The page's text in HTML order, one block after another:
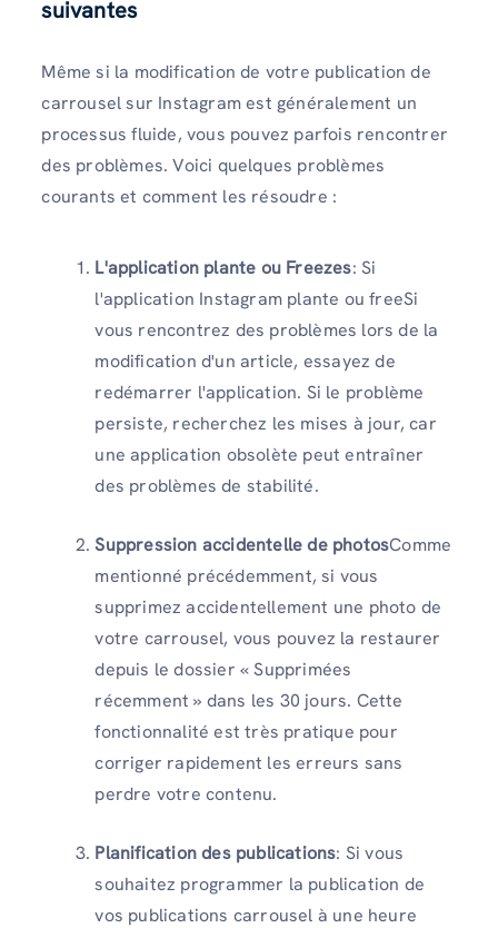
suivantes
Même si la modification de votre publication de
carrousel sur Instagram est généralement un
processus fluide, vous pouvez parfois rencontrer
des problèmes. Voici quelques problèmes
courants et comment les résoudre :
L'application plante ou Freezes: Si
l'application Instagram plante ou freeSi
vous rencontrez des problèmes lors de la
modification d'un article, essayez de
redémarrer l'application. Si le problème
persiste, recherchez les mises à jour, car
une application obsolète peut entraîner
des problèmes de stabilité.
Suppression accidentelle de photosComme
mentionné précédemment, si vous
supprimez accidentellement une photo de
votre carrousel, vous pouvez la restaurer
depuis le dossier « Supprimées
récemment » dans les 30 jours. Cette
fonctionnalité est très pratique pour
corriger rapidement les erreurs sans
perdre votre contenu.
Planification des publications: Si vous
souhaitez programmer la publication de
vos publications carrousel à une heure